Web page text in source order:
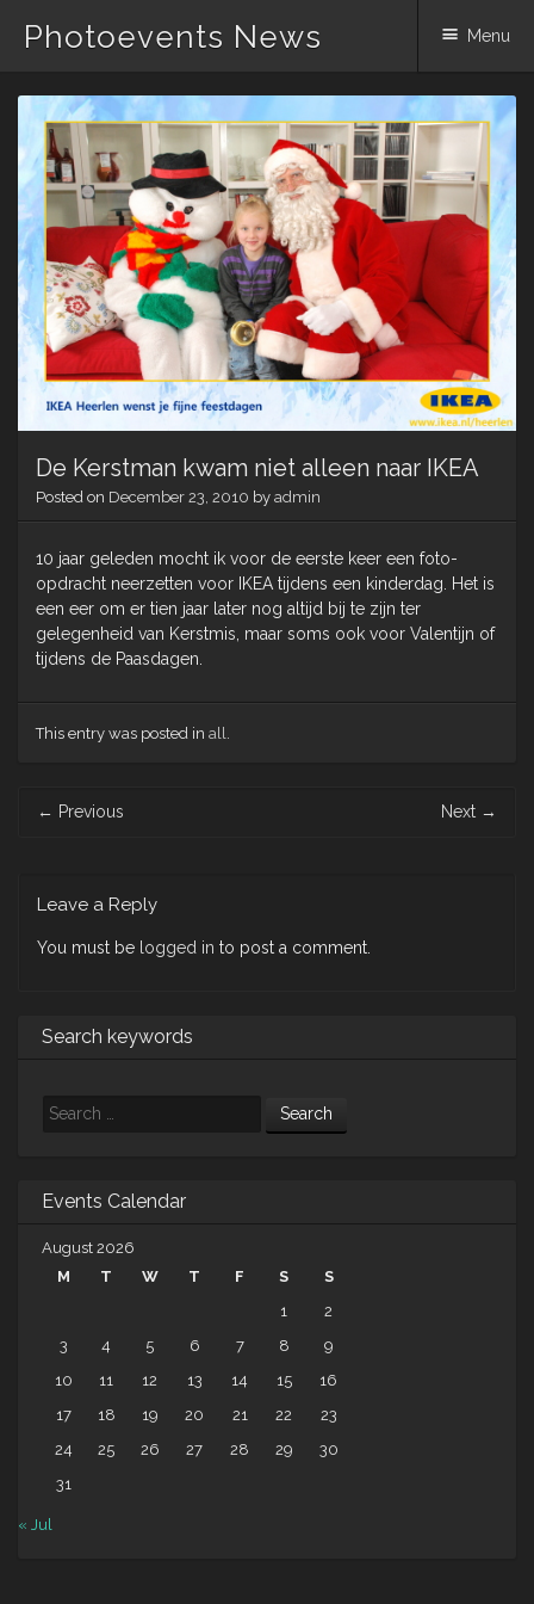
Photoevents News Menu
Skip
content
De Kerstman kwam niet alleen naar IKEA
Posted on December 23, 2010 by admin
10 jaar geleden mocht ik voor de eerste keer een foto-
opdracht neerzetten voor IKEA tijdens een kinderdag. Het is
een eer om er tien jaar later nog altijd bij te zijn ter
gelegenheid van Kerstmis, maar soms ook voor Valentijn of
tijdens de Paasdagen.
This entry was posted in all
navigation
← Previous Next →
Leave a Reply
You must be logged in to post a comment.
Search keywords
Search
Events Calendar
August 2026
M
T W T F S
S
1
2
3
4 5 6 7 8
9
10
11 12 13 14 15
16
17
18 19 20 21 22
23
24
25 26 27 28 29
30
31
« Jul